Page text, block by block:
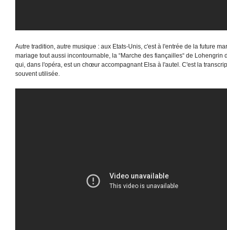
Autre tradition, autre musique : aux Etats-Unis, c'est à l'entrée de la future
mariage tout aussi incontournable, la “Marche des fiançailles“ de Lohengrin
qui, dans l'opéra, est un chœur accompagnant Elsa à l'autel. C'est la
souvent utilisée.